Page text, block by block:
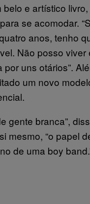
belo e artístico
se acomodar.
anos, tenho
Não posso viver
uns otários”.
um novo
gente branca”,
mesmo, “o papel
de uma boy